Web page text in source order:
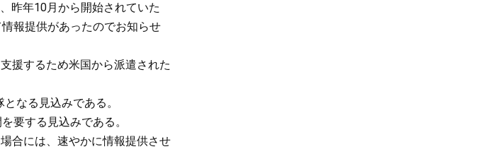
昨年10月から開始されていた
報提供があったのでお知らせ
援するため米国から派遣された
なる見込みである。
要する見込みである。
合には、速やかに情報提供させ